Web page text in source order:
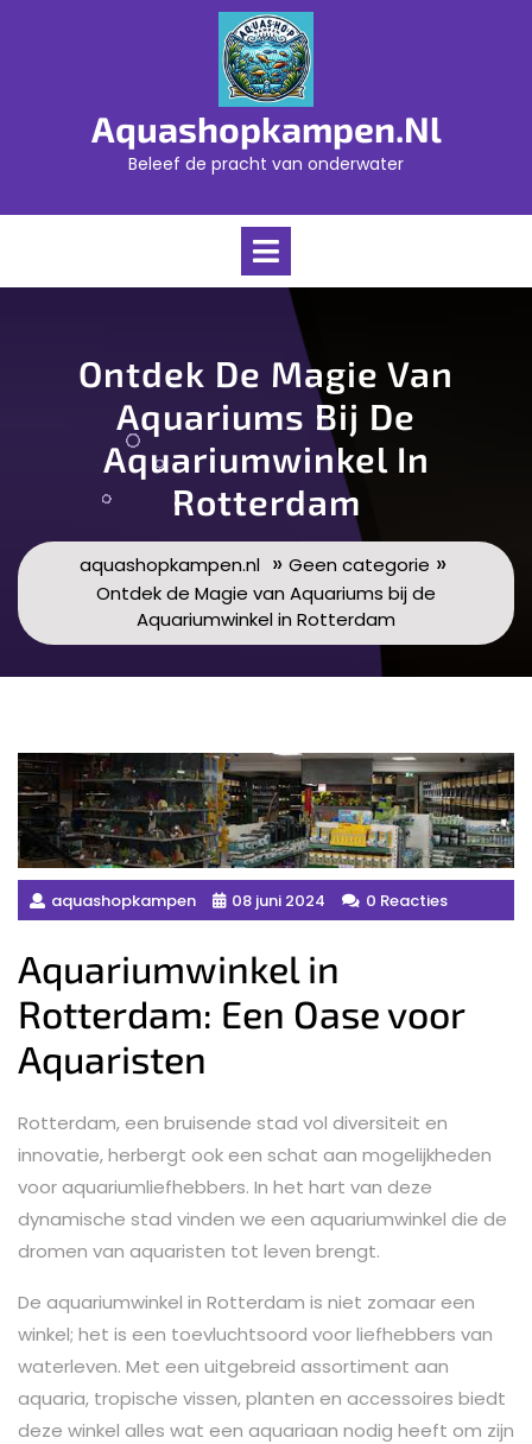
Aquashopkampen.nl
Beleef de pracht van onderwater
Open
Ontdek De Magie Van
Aquariums Bij De
Aquariumwinkel In
Rotterdam
aquashopkampen.nl » Geen categorie »
Ontdek de Magie van Aquariums bij de
Aquariumwinkel in Rotterdam
aquashopkampen 08 juni 2024 0 Reacties
Aquariumwinkel in
Rotterdam: Een Oase voor
Aquaristen
Rotterdam, een bruisende stad vol diversiteit en
innovatie, herbergt ook een schat aan mogelijkheden
voor aquariumliefhebbers. In het hart van deze
dynamische stad vinden we een aquariumwinkel die de
dromen van aquaristen tot leven brengt.
De aquariumwinkel in Rotterdam is niet zomaar een
winkel; het is een toevluchtsoord voor liefhebbers van
waterleven. Met een uitgebreid assortiment aan
aquaria, tropische vissen, planten en accessoires biedt
deze winkel alles wat een aquariaan nodig heeft om zijn